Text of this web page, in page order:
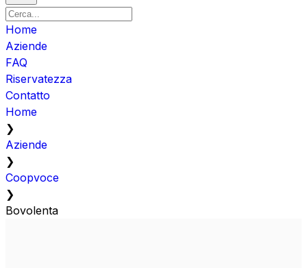
Home
Aziende
FAQ
Riservatezza
Contatto
Home
❯
Aziende
❯
Coopvoce
❯
Bovolenta